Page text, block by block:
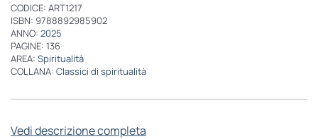
CODICE: ART1217
ISBN: 9788892985902
ANNO: 2025
PAGINE: 136
AREA: Spiritualità
COLLANA: Classici di spiritualità
Vedi descrizione completa